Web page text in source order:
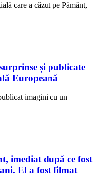
care a căzut pe Pământ,
și publicate
Europeană
imagini cu un
imediat după ce fost
El a fost filmat